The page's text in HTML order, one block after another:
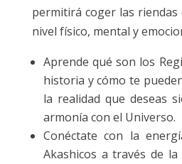
permitirá coger las riendas
nivel físico, mental y
Aprende qué son los
historia y cómo te
la realidad que deseas
armonía con el Universo.
Conéctate con la
Akashicos a través de